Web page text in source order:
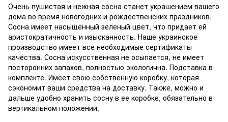
Очень пушистая и нежная сосна станет украшением вашего
дома во время новогодних и рождественских праздников.
Сосна имеет насыщенный зеленый цвет, что придает ей
аристократичность и изысканность. Наше украинское
производство имеет все необходимые сертификаты
качества. Сосна искусственная не осыпается, не имеет
посторонних запахов, полностью экологична. Подставка в
комплекте. Имеет свою собственную коробку, которая
сэкономит ваши средства на доставку. Также, можно и
дальше удобно хранить сосну в ее коробке, обязательно в
вертикальном положении.